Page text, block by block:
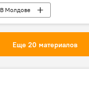
В Молдове
Пожар
квартира
Еще 20 материалов